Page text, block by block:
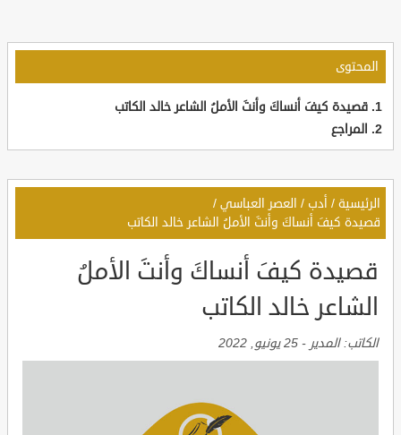
المحتوى
قصيدة كيفَ أنساكَ وأنتَ الأملُ الشاعر خالد الكاتب
المراجع
الرئيسية / أدب / العصر العباسي /
قصيدة كيفَ أنساكَ وأنتَ الأملُ الشاعر خالد الكاتب
قصيدة كيفَ أنساكَ وأنتَ الأملُ
الشاعر خالد الكاتب
الكاتب:المدير - 25 يونيو, 2022